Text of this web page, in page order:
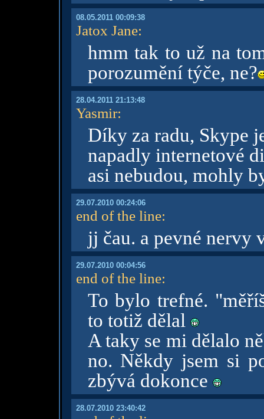
08.05.2011 00:09:38
Jatox Jane:
hmm tak to už na
porozumění týče, ne?
28.04.2011 21:13:48
Yasmir:
Díky za radu, Skype
napadly internetové
asi nebudou, mohly
29.07.2010 00:24:06
end of the line:
jj čau. a pevné nervy
29.07.2010 00:04:56
end of the line:
To bylo trefné.
to totiž dělal
A taky se mi dělalo
no. Někdy jsem si
zbývá dokonce
28.07.2010 23:40:42